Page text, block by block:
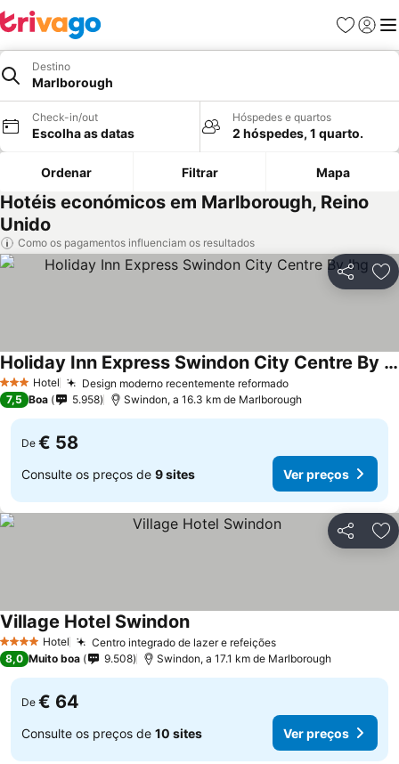
Favoritos
Iniciar
Destino
Marlborough
Check-in/out
Escolha as datas
Hóspedes e quartos
2 hóspedes, 1 quarto.
Ordenar Filtrar Mapa
Hotéis económicos em Marlborough, Reino
Unido
Como os pagamentos influenciam os resultados
Partilhar
3 EstrelasHotel Design moderno recentemente reformadoVer preços
Holiday Inn Express Swindon City Centre By Ihg
Ver preços
7,5 Boa 5.958 Swindon, a 16.3 km de Marlborough
De € 58
Consulte os preços de 9 sites Ver preços
Partilhar
4 EstrelasHotel Centro integrado de lazer e refeiçõesVer preços
Village Hotel SwindonVer preços
8,0 Muito boa 9.508 Swindon, a 17.1 km de Marlborough
De € 64
Consulte os preços de 10 sites Ver preços